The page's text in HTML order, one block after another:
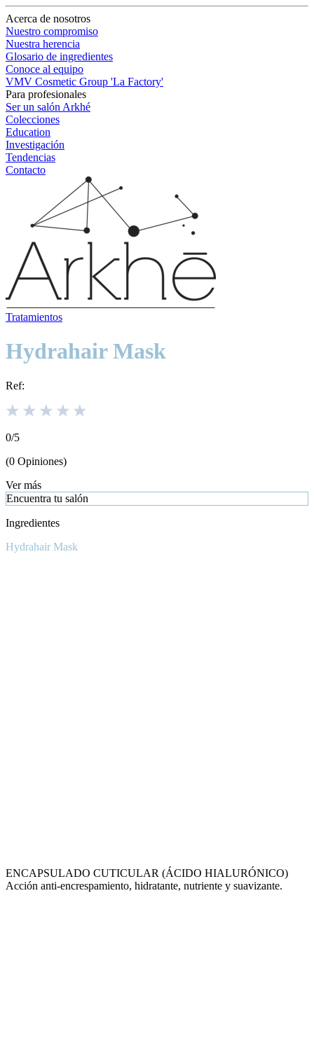
Acerca de nosotros
Nuestro compromiso
Nuestra herencia
Glosario de ingredientes
Conoce al equipo
VMV Cosmetic Group 'La Factory'
Para profesionales
Ser un salón Arkhé
Colecciones
Education
Investigación
Tendencias
Contacto
Tratamientos
Hydrahair Mask
Ref:
0/5
(0 Opiniones)
Ver más
Encuentra tu salón
Ingredientes
Hydrahair Mask
ENCAPSULADO CUTICULAR (ÁCIDO HIALURÓNICO)
Acción anti-encrespamiento, hidratante, nutriente y suavizante.